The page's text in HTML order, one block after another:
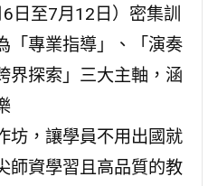
日至7月12日）密集訓
「專業指導」、「演奏
界探索」三大主軸，涵
坊，讓學員不用出國就
師資學習且高品質的教